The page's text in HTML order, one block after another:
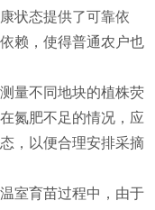
状态提供了可靠依
赖，使得普通农户也
量不同地块的植株荧
氮肥不足的情况，应
，以便合理安排采摘
室育苗过程中，由于